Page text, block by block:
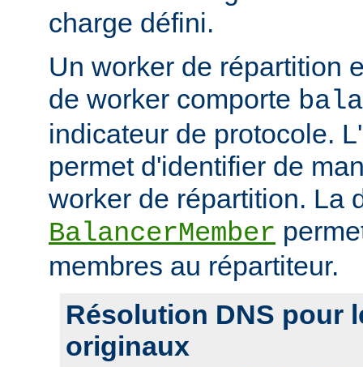
charge défini.
Un worker de répartition
de worker comporte
indicateur de protocole.
permet d'identifier de
worker de répartition. La
BalancerMember
membres au répartiteur.
Résolution DNS pour
originaux